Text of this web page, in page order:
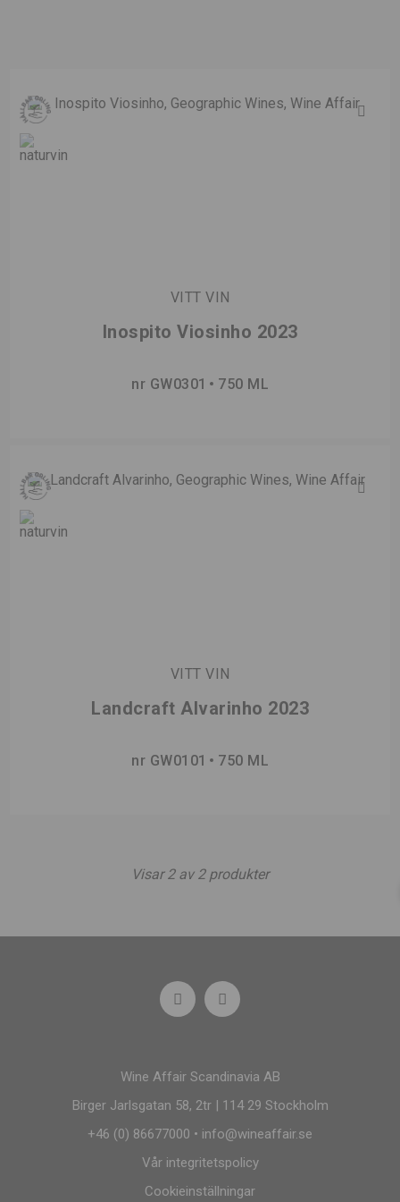
VITT VIN
Inospito Viosinho 2023
nr GW0301 750 ML
VITT VIN
Landcraft Alvarinho 2023
nr GW0101 750 ML
Visar2av 2produkter
Wine Affair Scandinavia AB
Birger Jarlsgatan 58, 2tr | 114 29 Stockholm
+46 (0) 86677000 • info@wineaffair.se
Vår integritetspolicy
Cookieinställningar